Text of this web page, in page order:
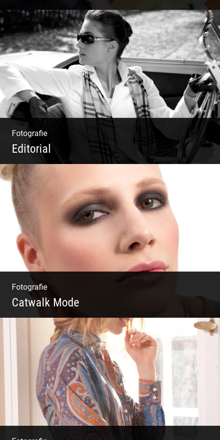
Deine Darstellung nach außen und innen
Fotografie
Editorial
Klassische Editorials
Fotografie
Catwalk Mode
Catwalk Mode Fotografie